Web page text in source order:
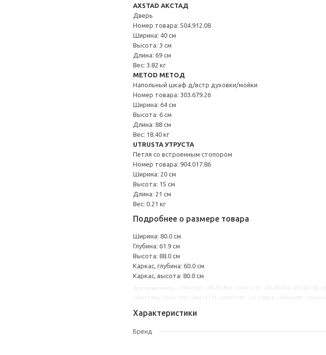
AXSTAD АКСТАД
Дверь
Номер товара: 504.912.08
Ширина: 40 см
Высота: 3 см
Длина: 69 см
Вес: 3.82 кг
METOD МЕТОД
Напольный шкаф д/встр духовки/мойки
Номер товара: 303.679.26
Ширина: 64 см
Высота: 6 см
Длина: 88 см
Вес: 18.40 кг
UTRUSTA УТРУСТА
Петля со встроенным стопором
Номер товара: 904.017.86
Ширина: 20 см
Высота: 15 см
Длина: 21 см
Вес: 0.21 кг
Подробнее о размере товара
Ширина: 80.0 см
Глубина: 61.9 см
Высота: 88.0 см
Каркас, глубина: 60.0 см
Каркас, высота: 80.0 см
Характеристики
Бренд